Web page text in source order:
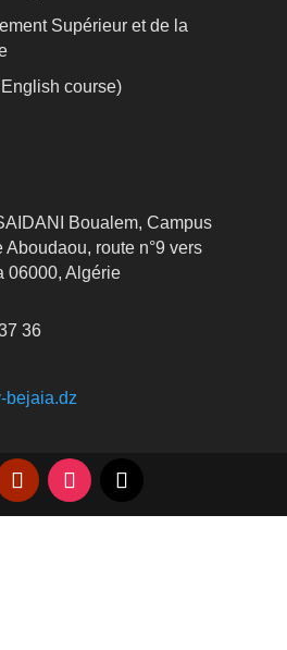
Supérieur et de la
course)
Boualem, Campus
Aboudaou, route n°9 vers
06000, Algérie
36
bejaia.dz